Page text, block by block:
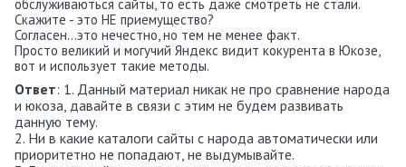
обслуживаються сайты, то есть даже смотреть не стали.
Скажите - это НЕ приемущество?
Согласен...это нечестно, но тем не менее факт.
Просто великий и могучий Яндекс видит кокурента в Юкозе,
вот и использует такие методы.
Ответ: 1. Данный материал никак не про сравнение народа
и юкоза, давайте в связи с этим не будем развивать
данную тему.
2. Ни в какие каталоги сайты с народа автоматически или
приоритетно не попадают, не выдумывайте.